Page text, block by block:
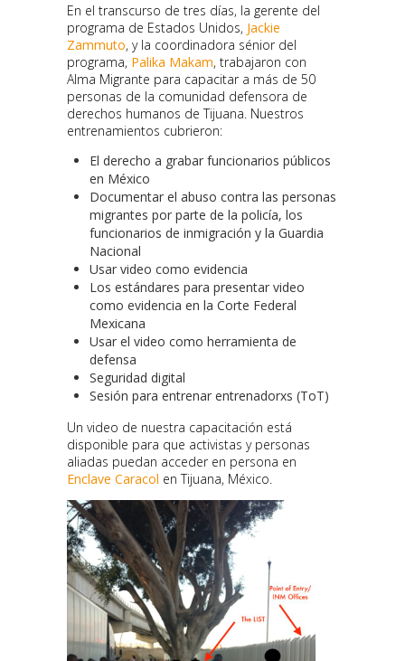
En el transcurso de tres días, la gerente del
programa de Estados Unidos, Jackie
Zammuto, y la coordinadora sénior del
programa, Palika Makam, trabajaron con
Alma Migrante para capacitar a más de 50
personas de la comunidad defensora de
derechos humanos de Tijuana. Nuestros
entrenamientos cubrieron:
El derecho a grabar funcionarios públicos
en México
Documentar el abuso contra las personas
migrantes por parte de la policía, los
funcionarios de inmigración y la Guardia
Nacional
Usar video como evidencia
Los estándares para presentar video
como evidencia en la Corte Federal
Mexicana
Usar el video como herramienta de
defensa
Seguridad digital
Sesión para entrenar entrenadorxs (ToT)
Un video de nuestra capacitación está
disponible para que activistas y personas
aliadas puedan acceder en persona en
Enclave Caracol en Tijuana, México.